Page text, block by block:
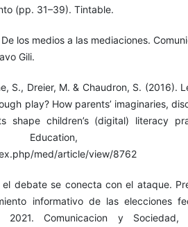
(pp. 31–39). Tintable.
los medios a las mediaciones.
Gili.
S., Dreier, M. & Chaudron, S. (2016).
play? How parents’ imaginaries,
shape children’s (digital) literacy
med/article/view/8762
debate se conecta con el ataque.
informativo de las elecciones
Comunicacion y Sociedad,